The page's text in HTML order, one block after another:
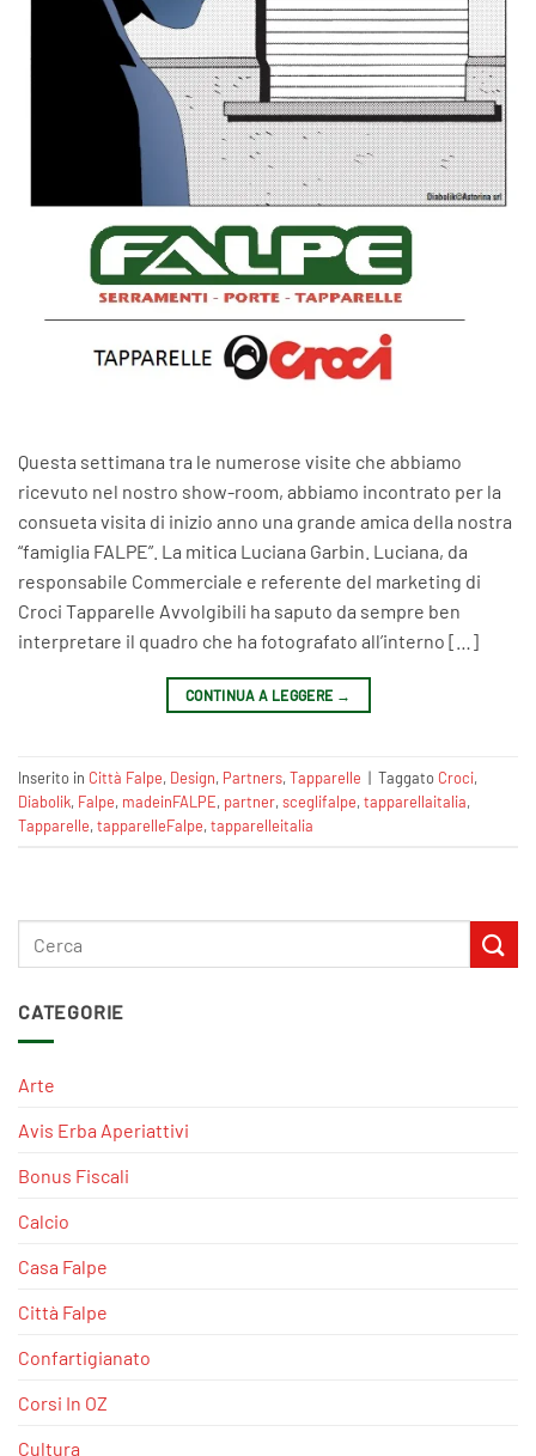
CATEGORIE
Arte
Avis Erba Aperiattivi
Bonus Fiscali
Calcio
Casa Falpe
Città Falpe
Confartigianato
Corsi In OZ
Cultura
Questa settimana tra le numerose visite che abbiamo
ricevuto nel nostro show-room, abbiamo incontrato per la
consueta visita di inizio anno una grande amica della nostra
“famiglia FALPE”. La mitica Luciana Garbin. Luciana, da
responsabile Commerciale e referente del marketing di
Croci Tapparelle Avvolgibili ha saputo da sempre ben
interpretare il quadro che ha fotografato all’interno […]
CONTINUA A LEGGERE →
Inserito in Città Falpe, Design, Partners,Tapparelle | Taggato Croci,
Diabolik, Falpe, madeinFALPE, partner,sceglifalpe,tapparellaitalia,
Tapparelle,tapparelleFalpe,tapparelleitalia